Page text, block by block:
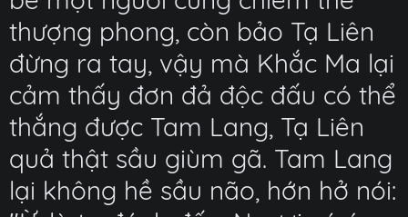
thượng phong, còn bảo Tạ Liên
đừng ra tay, vậy mà Khắc Ma lại
cảm thấy đơn đả độc đấu có thể
thắng được Tam Lang, Tạ Liên
quả thật sầu giùm gã. Tam Lang
lại không hề sầu não, hớn hở nói: